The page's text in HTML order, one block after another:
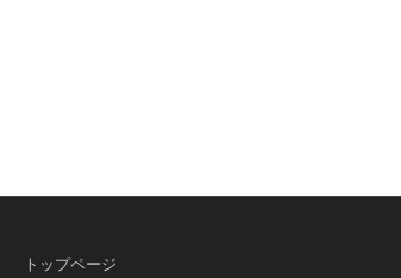
トップページ